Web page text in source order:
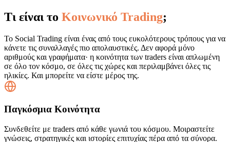
Τι είναι το Κοινωνικό Trading;
Το Social Trading είναι ένας από τους ευκολότερους τρόπους για να
κάνετε τις συναλλαγές πιο απολαυστικές. Δεν αφορά μόνο
αριθμούς και γραφήματα· η κοινότητα των traders είναι απλωμένη
σε όλο τον κόσμο, σε όλες τις χώρες και περιλαμβάνει όλες τις
ηλικίες. Και μπορείτε να είστε μέρος της.
Παγκόσμια Κοινότητα
Συνδεθείτε με traders από κάθε γωνιά του κόσμου. Μοιραστείτε
γνώσεις, στρατηγικές και ιστορίες επιτυχίας πέρα από τα σύνορα.